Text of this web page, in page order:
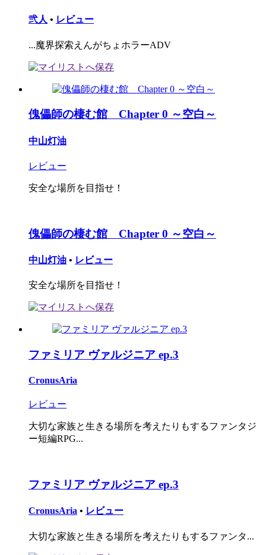
弐人 • レビュー
...魔界探索えんがちょホラーADV
傀儡師の棲む館 Chapter 0 ～空白～
中山灯油
レビュー
安全な場所を目指せ！
傀儡師の棲む館 Chapter 0 ～空白～
中山灯油 • レビュー
安全な場所を目指せ！
ファミリア ヴァルジニア ep.3
CronusAria
レビュー
大切な家族と生きる場所を考えたりもするファンタジ
ー短編RPG...
ファミリア ヴァルジニア ep.3
CronusAria • レビュー
大切な家族と生きる場所を考えたりもするファンタ...